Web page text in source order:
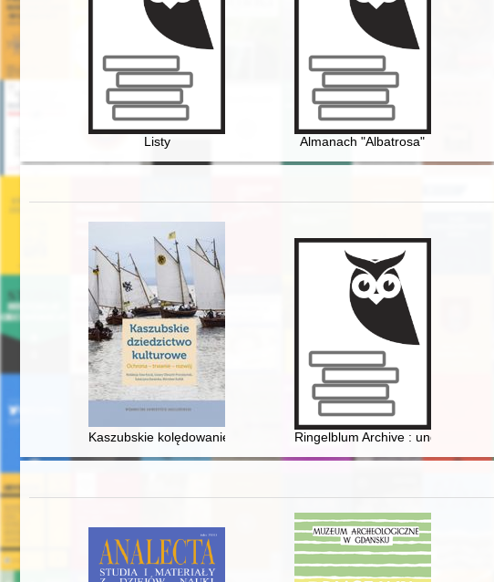
Listy Almanach "Albatrosa"
Kaszubskie kolędowanie godowe, czyli "Dze gwiôzdka chòdzy, tam
Ringelblum Archive :